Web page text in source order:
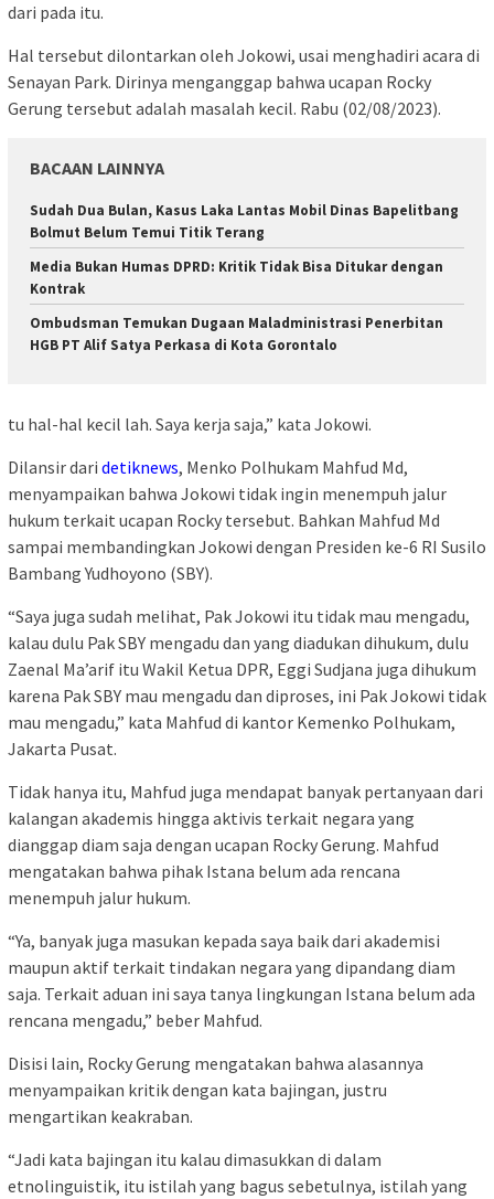
dari pada itu.
Hal tersebut dilontarkan oleh Jokowi, usai menghadiri acara di
Senayan Park. Dirinya menganggap bahwa ucapan Rocky
Gerung tersebut adalah masalah kecil. Rabu (02/08/2023).
BACAAN LAINNYA
Sudah Dua Bulan, Kasus Laka Lantas Mobil Dinas Bapelitbang
Bolmut Belum Temui Titik Terang
Media Bukan Humas DPRD: Kritik Tidak Bisa Ditukar dengan
Kontrak
Ombudsman Temukan Dugaan Maladministrasi Penerbitan
HGB PT Alif Satya Perkasa di Kota Gorontalo
tu hal-hal kecil lah. Saya kerja saja,” kata Jokowi.
Dilansir dari detiknews, Menko Polhukam Mahfud Md,
menyampaikan bahwa Jokowi tidak ingin menempuh jalur
hukum terkait ucapan Rocky tersebut. Bahkan Mahfud Md
sampai membandingkan Jokowi dengan Presiden ke-6 RI Susilo
Bambang Yudhoyono (SBY).
“Saya juga sudah melihat, Pak Jokowi itu tidak mau mengadu,
kalau dulu Pak SBY mengadu dan yang diadukan dihukum, dulu
Zaenal Ma’arif itu Wakil Ketua DPR, Eggi Sudjana juga dihukum
karena Pak SBY mau mengadu dan diproses, ini Pak Jokowi tidak
mau mengadu,” kata Mahfud di kantor Kemenko Polhukam,
Jakarta Pusat.
Tidak hanya itu, Mahfud juga mendapat banyak pertanyaan dari
kalangan akademis hingga aktivis terkait negara yang
dianggap diam saja dengan ucapan Rocky Gerung. Mahfud
mengatakan bahwa pihak Istana belum ada rencana
menempuh jalur hukum.
“Ya, banyak juga masukan kepada saya baik dari akademisi
maupun aktif terkait tindakan negara yang dipandang diam
saja. Terkait aduan ini saya tanya lingkungan Istana belum ada
rencana mengadu,” beber Mahfud.
Disisi lain, Rocky Gerung mengatakan bahwa alasannya
menyampaikan kritik dengan kata bajingan, justru
mengartikan keakraban.
“Jadi kata bajingan itu kalau dimasukkan di dalam
etnolinguistik, itu istilah yang bagus sebetulnya, istilah yang